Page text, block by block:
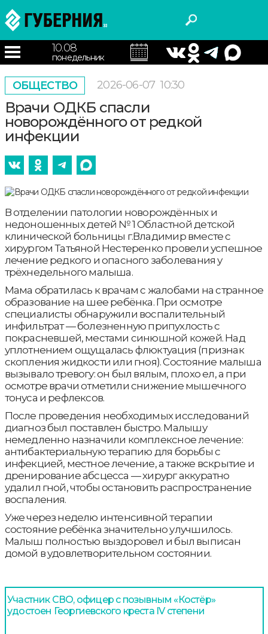
10.08
понедельник
ОБЩЕСТВО 2026-06-07 10:30
Врачи ОДКБ спасли
новорождённого от редкой
инфекции
В отделении патологии новорождённых и
недоношенных детей № 1 Областной детской
клинической больницы г.Владимир вместе с
хирургом Татьяной Нестеренко провели успешное
лечение редкого и опасного заболевания у
трёхнедельного малыша.
Мама обратилась к врачам с жалобами на странное
образование на шее ребёнка. При осмотре
специалисты обнаружили воспалительный
инфильтрат — болезненную припухлость с
покрасневшей, местами синюшной кожей. Над
уплотнением ощущалась флюктуация (признак
скопления жидкости или гноя). Состояние малыша
вызывало тревогу: он был вялым, плохо ел, а при
осмотре врачи отметили снижение мышечного
тонуса и рефлексов.
После проведения необходимых исследований
диагноз был поставлен быстро. Малышу
немедленно назначили комплексное лечение:
антибактериальную терапию для борьбы с
инфекцией, местное лечение, а также вскрытие и
дренирование абсцесса — хирург аккуратно
удалил гной, чтобы остановить распространение
воспаления.
Уже через неделю интенсивной терапии
состояние ребёнка значительно улучшилось.
Малыш полностью выздоровел и был выписан
домой в удовлетворительном состоянии.
Участник СВО, офицер с позывным «Костёр»
удостоен Георгиевского креста IV степени